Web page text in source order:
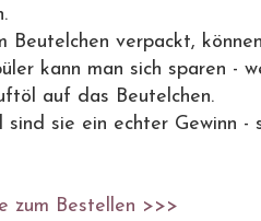
Beutelchen verpackt,
kann man sich sparen -
auf das Beutelchen.
sie ein echter Gewinn -
zum Bestellen >>>